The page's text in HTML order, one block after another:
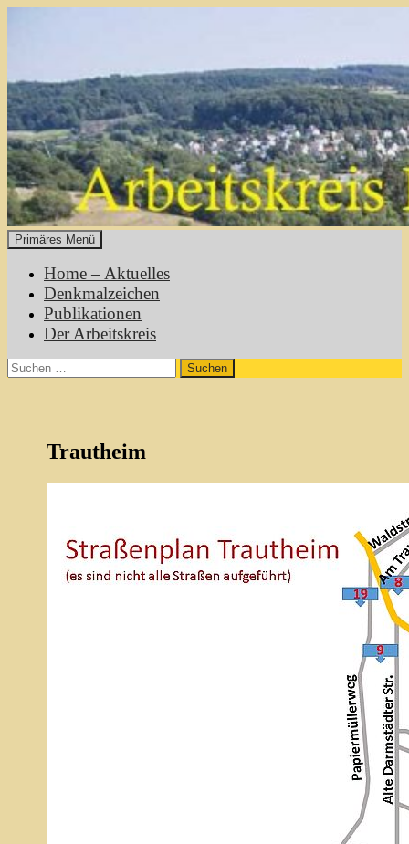
Heimatgeschichte Mühltal
Primäres Menü
Home – Aktuelles
Denkmalzeichen
Publikationen
Der Arbeitskreis
Suchen
nach:
Trautheim